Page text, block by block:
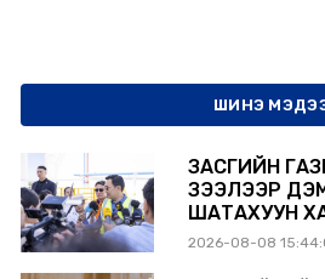
ШИНЭ
ЗАСГИЙН
ЗЭЭЛЭЭР
ШАТАХУУН
ЭХНЭЭСЭЭ
2026-08-08